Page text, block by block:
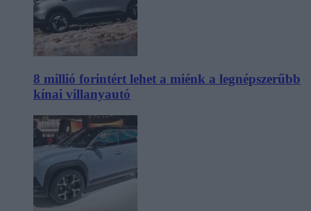
8 millió forintért lehet a miénk a legnépszerűbb
kínai villanyautó